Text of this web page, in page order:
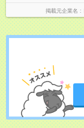
掲載元企業名